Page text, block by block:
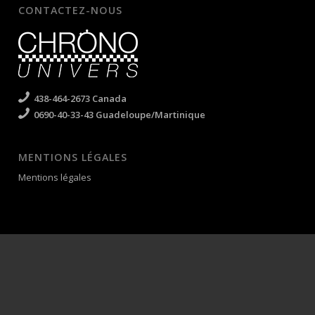
CONTACTEZ-NOUS
438-464-2673 Canada
0690-40-33-43 Guadeloupe/Martinique
MENTIONS LÉGALES
Mentions légales